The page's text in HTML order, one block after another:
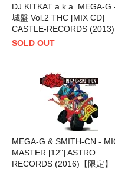
DJ KITKAT a.k.a. MEGA-G
城盤 Vol.2 THC [MIX CD]
CASTLE-RECORDS (2013)
SOLD OUT
MEGA-G & SMITH-CN -
MASTER [12"] ASTRO
RECORDS (2016)【限定】